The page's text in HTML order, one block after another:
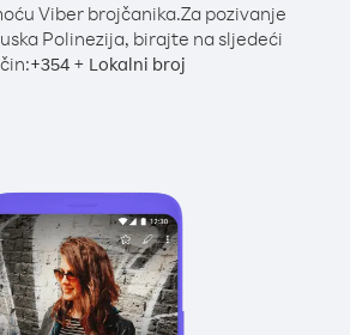
Viber brojčanika.Za pozivanje
Polinezija, birajte na sljedeći
+354+ Lokalni broj